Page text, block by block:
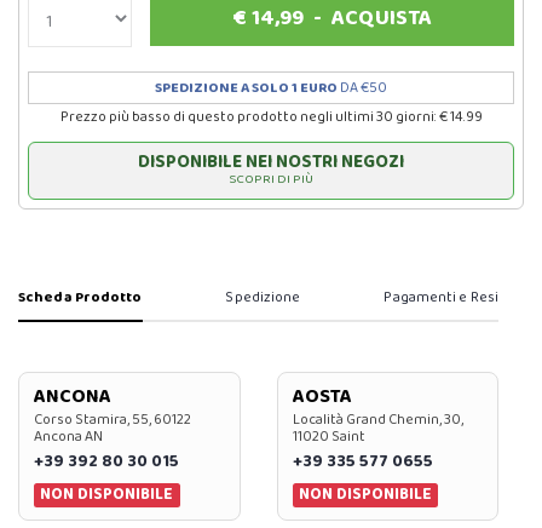
€14,99- ACQUISTA
SPEDIZIONE A SOLO 1 EURO DA €50
Prezzo più basso di questo prodotto negli ultimi 30 giorni: € 14.99
DISPONIBILE NEI NOSTRI NEGOZI
SCOPRI DI PIÙ
Scheda Prodotto Spedizione Pagamenti e Resi
ANCONA
Corso Stamira, 55, 60122
Ancona AN
+39 392 80 30 015
NON DISPONIBILE
AOSTA
Località Grand Chemin, 30,
11020 Saint
+39 335 577 0655
NON DISPONIBILE